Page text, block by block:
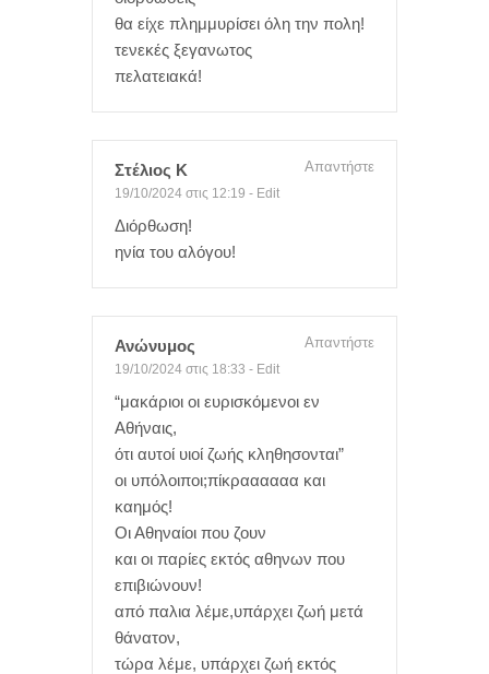
θα είχε πλημμυρίσει όλη την πολη!
τενεκές ξεγανωτος
πελατειακά!
Στέλιος Κ
19/10/2024 στις 12:19 - Edit
Απαντήστε
Διόρθωση!
ηνία του αλόγου!
Ανώνυμος
19/10/2024 στις 18:33 - Edit
Απαντήστε
“μακάριοι οι ευρισκόμενοι εν
Αθήναις,
ότι αυτοί υιοί ζωής κληθησονται”
οι υπόλοιποι;πίκραααααα και
καημός!
Οι Αθηναίοι που ζουν
και οι παρίες εκτός αθηνων που
επιβιώνουν!
από παλια λέμε,υπάρχει ζωή μετά
θάνατον,
τώρα λέμε, υπάρχει ζωή εκτός